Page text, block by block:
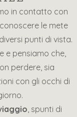
in contatto con
le mete
punti di vista.
e pensiamo che,
perdere, sia
con gli occhi di
, spunti di